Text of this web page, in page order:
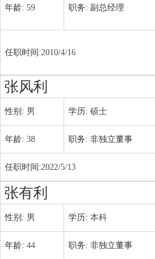
年龄: 59 职务: 副总经理
任职时间:2010/4/16
张风利
性别: 男 学历: 硕士
年龄: 38 职务: 非独立董事
任职时间:2022/5/13
张有利
性别: 男 学历: 本科
年龄: 44 职务: 非独立董事